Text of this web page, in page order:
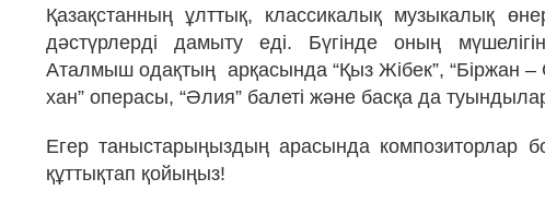
Қазақстанның ұлттық, классикалық музыкалық
дәстүрлерді дамыту еді. Бүгінде оның
Аталмыш одақтың арқасында “Қыз Жібек”, “Біржан
хан” операсы, “Әлия” балеті және басқа да
Егер таныстарыңыздың арасында композиторлар
құттықтап қойыңыз!